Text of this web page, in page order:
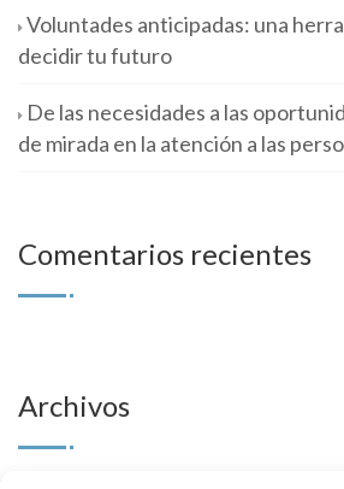
Voluntades anticipadas: una
decidir tu futuro
De las necesidades a las
de mirada en la atención a las
Comentarios recientes
Archivos